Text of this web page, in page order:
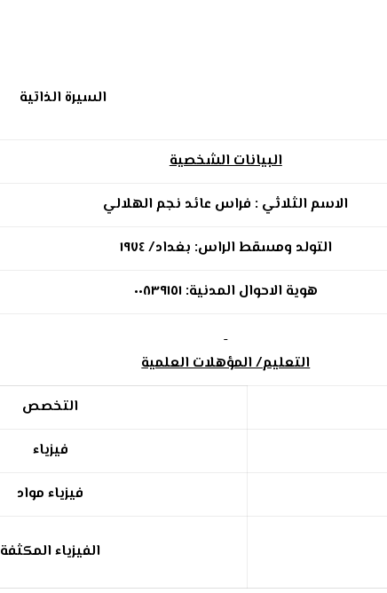
السيرة الذاتية
البيانات الشخصية
الاسم الثلاثي : فراس عائد نجم الهلالي
التولد ومسقط الراس: بغداد/ ١٩٧٤
هوية الاحوال المدنية: ٠٠٨٣٩١٥١
التعليم/ المؤهلات العلمية
التخصص
فيزياء
فيزياء مواد
الفيزياء المكثفة